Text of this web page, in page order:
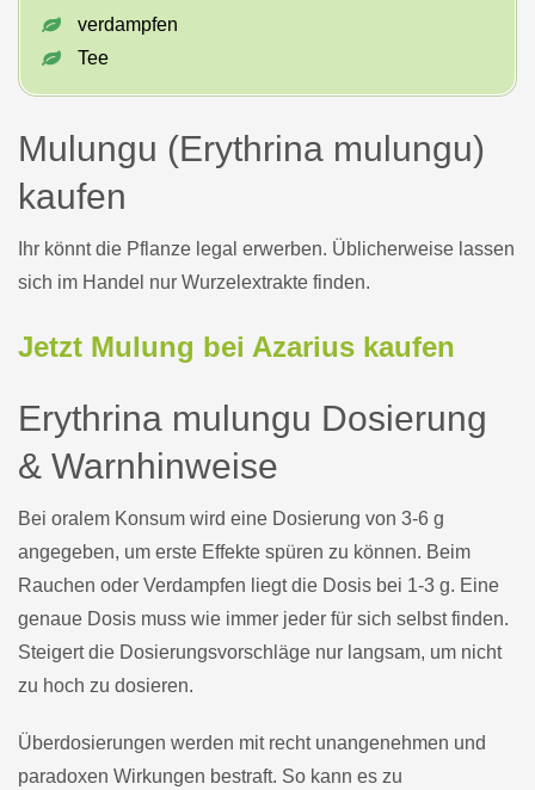
verdampfen
Tee
Mulungu (Erythrina mulungu)
kaufen
Ihr könnt die Pflanze legal erwerben. Üblicherweise lassen
sich im Handel nur Wurzelextrakte finden.
Jetzt Mulung bei Azarius kaufen
Erythrina mulungu Dosierung
& Warnhinweise
Bei oralem Konsum wird eine Dosierung von 3-6 g
angegeben, um erste Effekte spüren zu können. Beim
Rauchen oder Verdampfen liegt die Dosis bei 1-3 g. Eine
genaue Dosis muss wie immer jeder für sich selbst finden.
Steigert die Dosierungsvorschläge nur langsam, um nicht
zu hoch zu dosieren.
Überdosierungen werden mit recht unangenehmen und
paradoxen Wirkungen bestraft. So kann es zu